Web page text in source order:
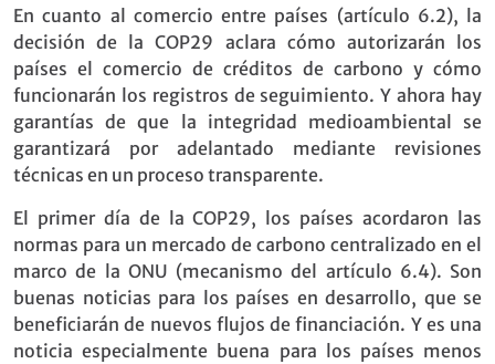
En cuanto al comercio entre países (artículo 6.2), la
decisión de la COP29 aclara cómo autorizarán los
países el comercio de créditos de carbono y cómo
funcionarán los registros de seguimiento. Y ahora hay
garantías de que la integridad medioambiental se
garantizará por adelantado mediante revisiones
técnicas en un proceso transparente.
El primer día de la COP29, los países acordaron las
normas para un mercado de carbono centralizado en el
marco de la ONU (mecanismo del artículo 6.4). Son
buenas noticias para los países en desarrollo, que se
beneficiarán de nuevos flujos de financiación. Y es una
noticia especialmente buena para los países menos